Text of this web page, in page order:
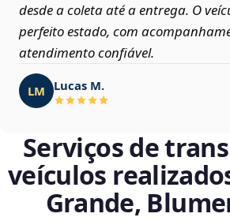
desde a coleta até a entrega. O
perfeito estado, com
atendimento confiável.
LM Lucas M.
Serviços de
veículos
Grande,